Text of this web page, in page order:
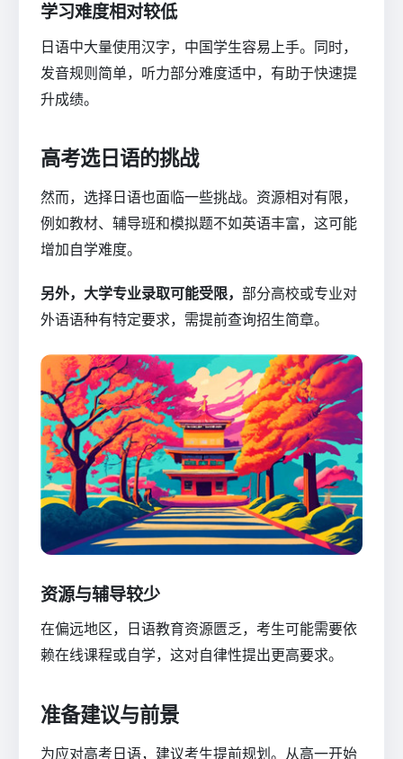
学习难度相对较低
日语中大量使用汉字，中国学生容易上手。同时，
发音规则简单，听力部分难度适中，有助于快速提
升成绩。
高考选日语的挑战
然而，选择日语也面临一些挑战。资源相对有限，
例如教材、辅导班和模拟题不如英语丰富，这可能
增加自学难度。
另外，大学专业录取可能受限， 部分高校或专业对
外语语种有特定要求，需提前查询招生简章。
资源与辅导较少
在偏远地区，日语教育资源匮乏，考生可能需要依
赖在线课程或自学，这对自律性提出更高要求。
准备建议与前景
为应对高考日语，建议考生提前规划。从高一开始